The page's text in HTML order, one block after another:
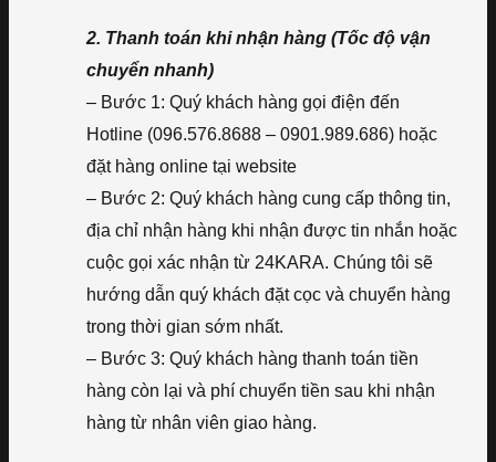
2. Thanh toán khi nhận hàng (Tốc độ vận
chuyển nhanh)
– Bước 1: Quý khách hàng gọi điện đến
Hotline (096.576.8688 – 0901.989.686) hoặc
đặt hàng online tại website
– Bước 2: Quý khách hàng cung cấp thông tin,
địa chỉ nhận hàng khi nhận được tin nhắn hoặc
cuộc gọi xác nhận từ 24KARA. Chúng tôi sẽ
hướng dẫn quý khách đặt cọc và chuyển hàng
trong thời gian sớm nhất.
– Bước 3: Quý khách hàng thanh toán tiền
hàng còn lại và phí chuyển tiền sau khi nhận
hàng từ nhân viên giao hàng.